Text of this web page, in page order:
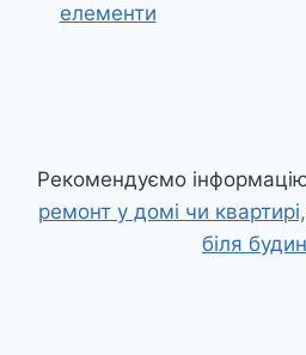
елементи
Рекомендуємо
ремонт у домі чи
біля